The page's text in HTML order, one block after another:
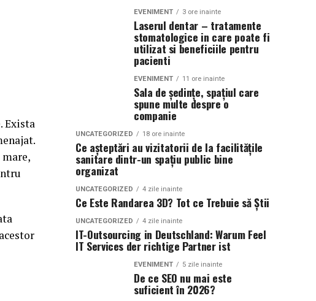
Exista
EVENIMENT 3 ore inainte
Laserul dentar – tratamente
stomatologice in care poate fi
utilizat si beneficiile pentru
pacienti
EVENIMENT 11 ore inainte
Sala de ședințe, spațiul care
spune multe despre o
companie
UNCATEGORIZED 18 ore inainte
Ce așteptări au vizitatorii de la facilitățile
sanitare dintr-un spațiu public bine
organizat
UNCATEGORIZED 4 zile inainte
Ce Este Randarea 3D? Tot ce Trebuie să Știi
UNCATEGORIZED 4 zile inainte
IT-Outsourcing in Deutschland: Warum Feel
IT Services der richtige Partner ist
EVENIMENT 5 zile inainte
De ce SEO nu mai este
suficient în 2026?